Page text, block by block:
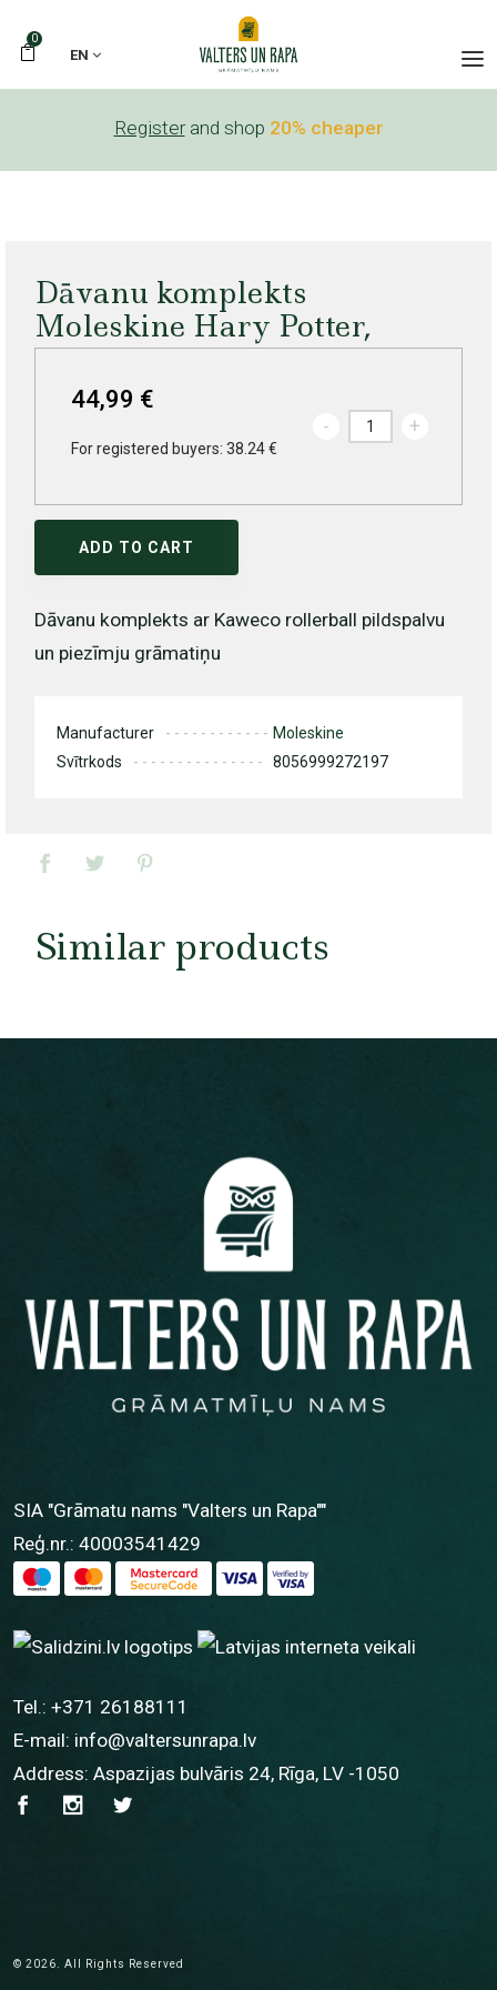
0
EN
Register and shop 20% cheaper
Dāvanu komplekts
Moleskine Hary Potter,
44,99 €
For registered buyers: 38.24 €
- +
ADD TO CART
Dāvanu komplekts ar Kaweco rollerball pildspalvu
un piezīmju grāmatiņu
Manufacturer
Moleskine
Svītrkods
8056999272197
Similar products
SIA "Grāmatu nams "Valters un Rapa""
Reģ.nr.: 40003541429
Tel.: +371 26188111
E-mail: info@valtersunrapa.lv
Address: Aspazijas bulvāris 24, Rīga, LV -1050
© 2026. All Rights Reserved